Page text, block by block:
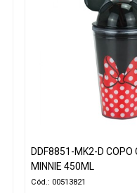
DDF8851-MK2-D
MINNIE 450ML
Cód.: 00513821